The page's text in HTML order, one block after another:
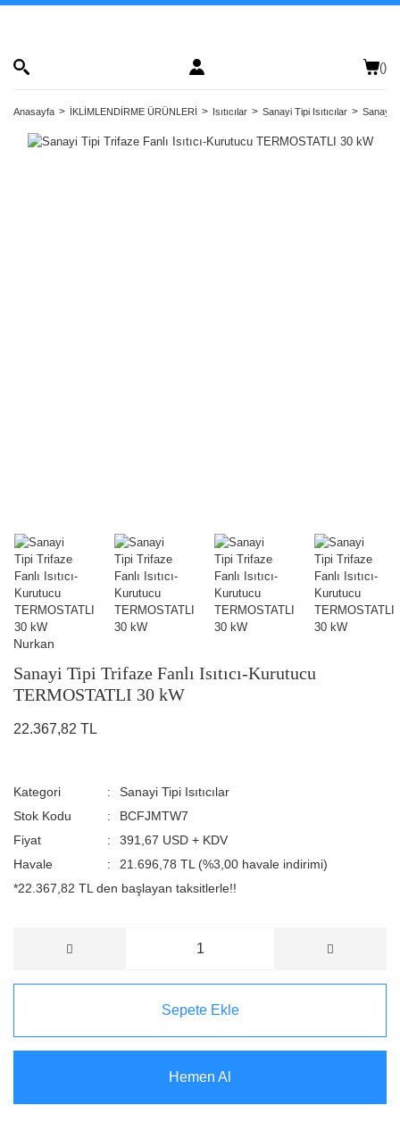
()
Anasayfa İKLİMLENDİRME ÜRÜNLERİ Isıtıcılar Sanayi Tipi Isıtıcılar Sanayi
Nurkan
Sanayi Tipi Trifaze Fanlı Isıtıcı-Kurutucu
TERMOSTATLI 30 kW
22.367,82 TL
Kategori
Sanayi Tipi Isıtıcılar
Stok Kodu
BCFJMTW7
Fiyat
391,67 USD + KDV
Havale
21.696,78 TL (%3,00 havale indirimi)
*22.367,82 TL den başlayan taksitlerle!!
Sepete Ekle
Hemen Al